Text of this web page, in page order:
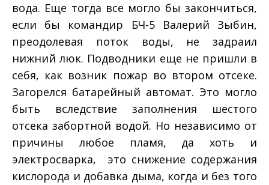
вода. Еще тогда все могло бы закончиться,
если бы командир БЧ-­5 Валерий Зыбин,
преодолевая поток воды, не задраил
нижний люк. Подводники еще не пришли в
себя, как возник пожар во втором отсеке.
Загорелся батарейный автомат. Это могло
быть вследствие заполнения шестого
отсека забортной водой. Но независимо от
причины любое пламя, да хоть и
электросварка, ­ это снижение содержания
кислорода и добавка дыма, когда и без того